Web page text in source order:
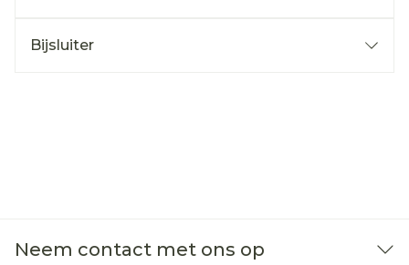
Bijsluiter
Neem contact met ons op